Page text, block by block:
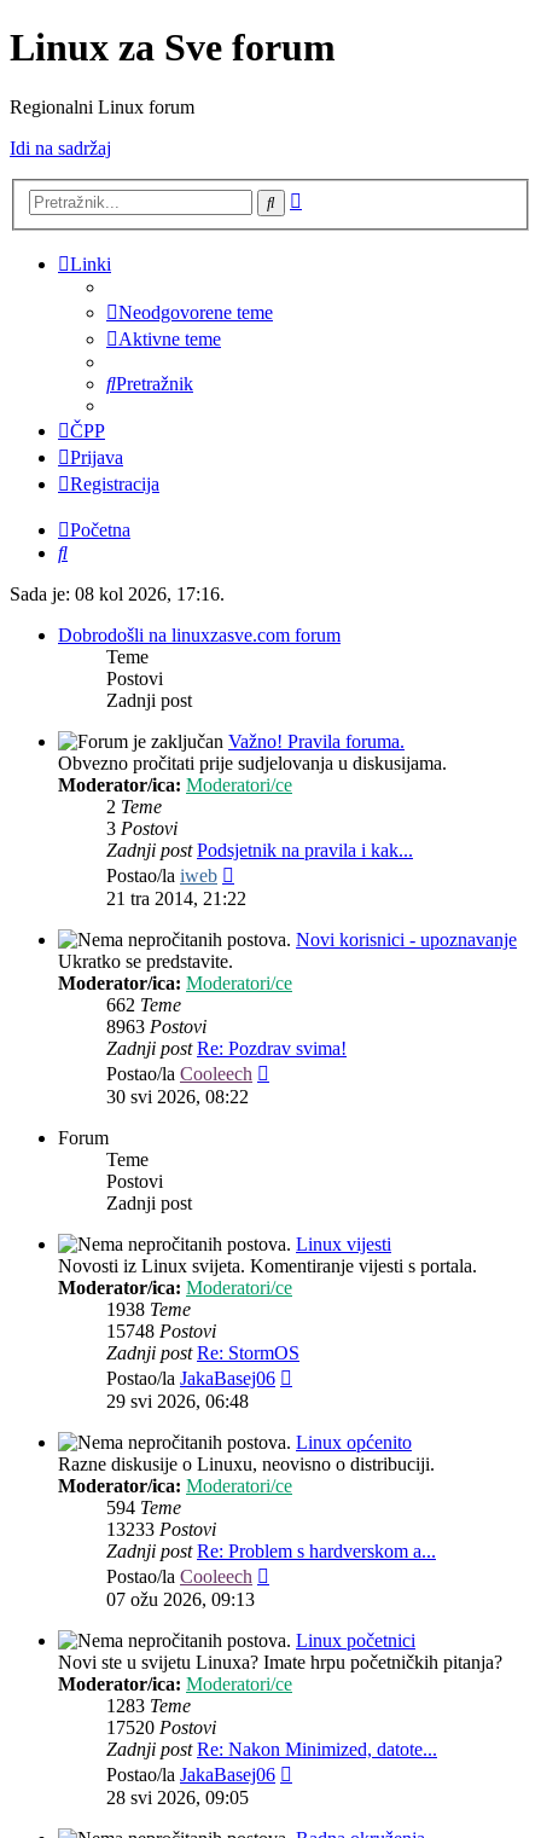
Linux za Sve forum
Regionalni Linux forum
Idi na sadržaj
Pretražnik
Linki
Neodgovorene teme
Aktivne teme
Pretražnik
ČPP
Prijava
Registracija
Početna
Pretražnik
Sada je: 08 kol 2026, 17:16.
Dobrodošli na linuxzasve.com forum
Teme
Postovi
Zadnji post
Važno! Pravila foruma.
Obvezno pročitati prije sudjelovanja u diskusijama.
Moderator/ica: Moderatori/ce
2 Teme
3 Postovi
Zadnji post Podsjetnik na pravila i kak...
Postao/la iweb
post
21 tra 2014, 21:22
Novi korisnici - upoznavanje
Ukratko se predstavite.
Moderator/ica: Moderatori/ce
662 Teme
8963 Postovi
Zadnji post Re: Pozdrav svima!
Postao/la Cooleech
30 svi 2026, 08:22
Forum
Teme
Postovi
Zadnji post
Linux vijesti
Novosti iz Linux svijeta. Komentiranje vijesti s portala.
Moderator/ica: Moderatori/ce
1938 Teme
15748 Postovi
Zadnji post Re: StormOS
Postao/la JakaBasej06
29 svi 2026, 06:48
Linux općenito
Razne diskusije o Linuxu, neovisno o distribuciji.
Moderator/ica: Moderatori/ce
594 Teme
13233 Postovi
Zadnji post Re: Problem s hardverskom a...
Postao/la Cooleech
07 ožu 2026, 09:13
Linux početnici
Novi ste u svijetu Linuxa? Imate hrpu početničkih pitanja?
Moderator/ica: Moderatori/ce
1283 Teme
17520 Postovi
Zadnji post Re: Nakon Minimized, datote...
Postao/la JakaBasej06
28 svi 2026, 09:05